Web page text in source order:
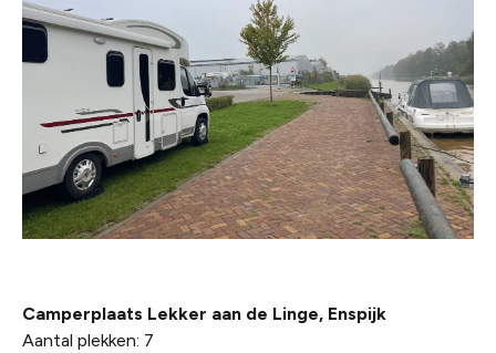
Camperplaats Lekker aan de Linge, Enspijk
Aantal plekken: 7